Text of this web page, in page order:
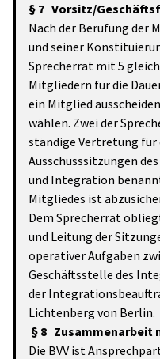
§ 7 Vorsitz/
Nach der Berufung der
und seiner
Sprecherrat mit 5
Mitgliedern für die
ein Mitglied
wählen. Zwei der
ständige Vertretung für
Ausschusssitzungen
und Integration
Mitgliedes ist
Dem Sprecherrat
und Leitung der
operativer Aufgaben
Geschäftsstelle des
der
Lichtenberg von Berlin.
§ 8 Zusammenarbeit
Die BVV ist